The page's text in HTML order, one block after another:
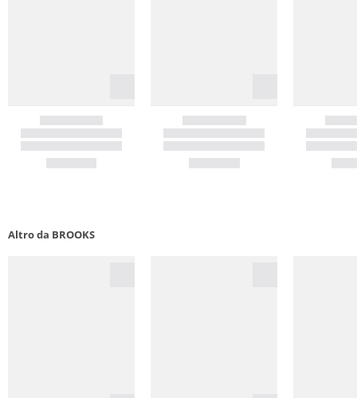
Altro da BROOKS